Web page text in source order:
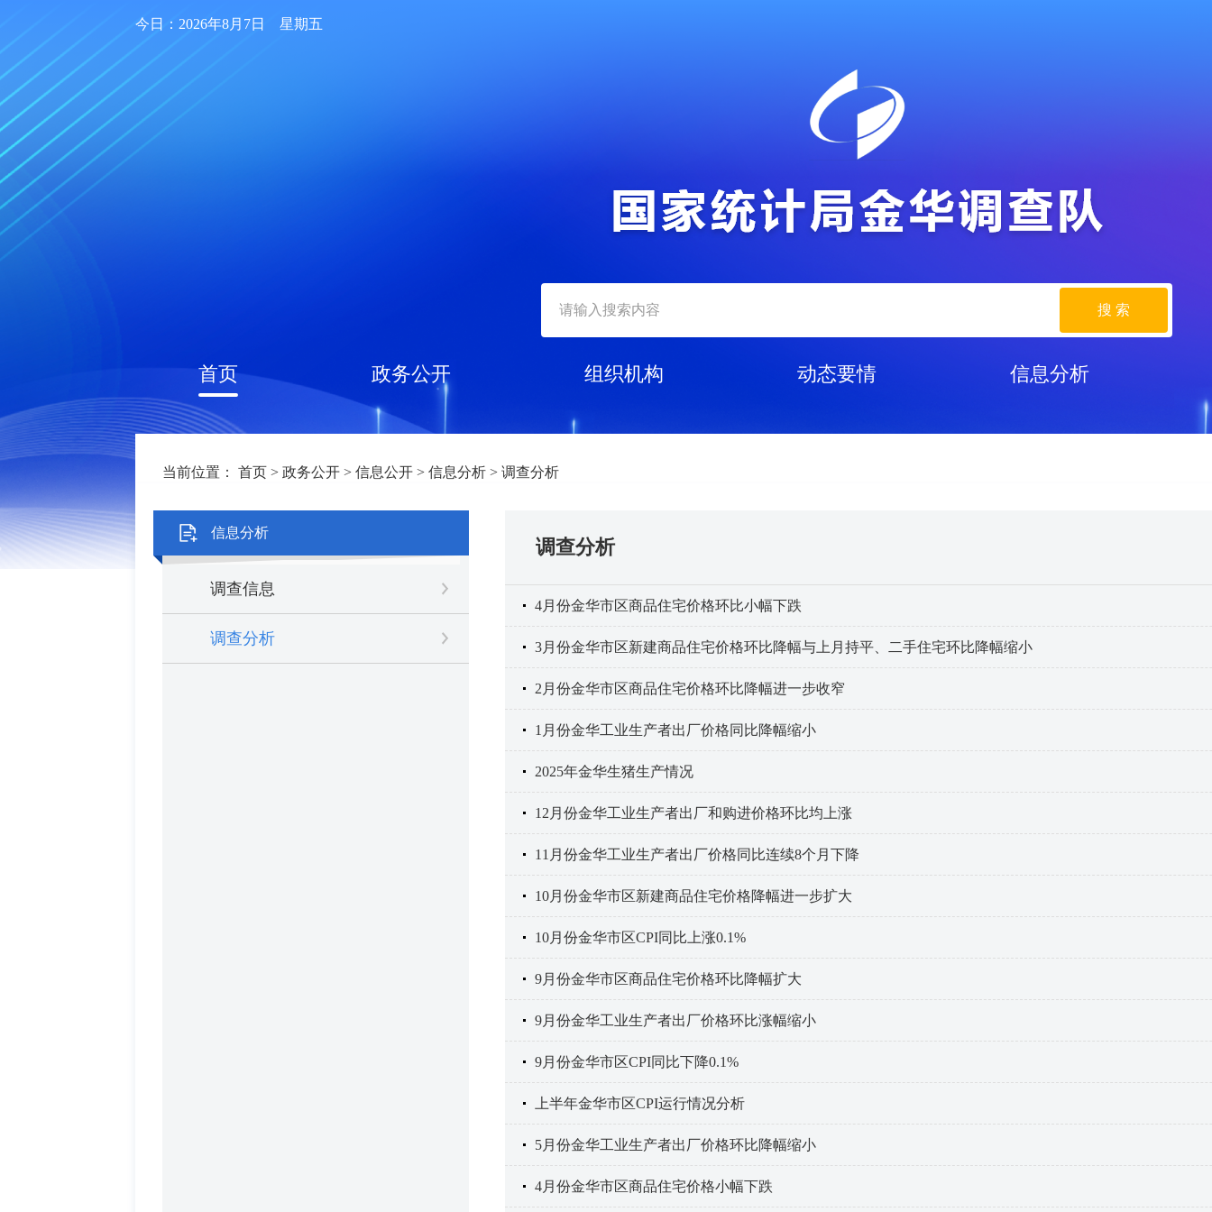
今日：2026年8月7日 星期五
搜 索
首页 政务公开 组织机构 动态要情 信息分析
当前位置： 首页 > 政务公开 > 信息公开 > 信息分析 > 调查分析
信息分析
调查信息
调查分析
调查分析
4月份金华市区商品住宅价格环比小幅下跌
3月份金华市区新建商品住宅价格环比降幅与上月持平、二手住宅环比降幅缩小
2月份金华市区商品住宅价格环比降幅进一步收窄
1月份金华工业生产者出厂价格同比降幅缩小
2025年金华生猪生产情况
12月份金华工业生产者出厂和购进价格环比均上涨
11月份金华工业生产者出厂价格同比连续8个月下降
10月份金华市区新建商品住宅价格降幅进一步扩大
10月份金华市区CPI同比上涨0.1%
9月份金华市区商品住宅价格环比降幅扩大
9月份金华工业生产者出厂价格环比涨幅缩小
9月份金华市区CPI同比下降0.1%
上半年金华市区CPI运行情况分析
5月份金华工业生产者出厂价格环比降幅缩小
4月份金华市区商品住宅价格小幅下跌